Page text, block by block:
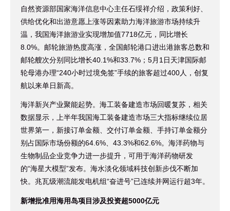
自然资源部国家海洋信息中心主任石绥祥介绍，政策利好、
供给优化和出游意愿上涨等因素助力海洋旅游市场持续升
温，我国海洋旅游业实现增加值7718亿元，同比增长
8.0%。邮轮旅游热度高涨，全国邮轮港口进出港旅客总数和
邮轮艘次分别同比增长40.1%和33.7%；5月1日天津国际邮
轮母港办理“240小时过境免签”手续的旅客超过400人，创复
航以来单日新高。
海洋新兴产业聚能起势。海工装备建造市场回暖复苏，相关
数据显示，上半年我国海工装备建造市场三大指标继续位居
世界第一，新接订单金额、交付订单金额、手持订单金额分
别占国际市场份额的64.6%、43.3%和62.6%。海洋药物与
生物制品企业竞争力进一步提升，可用于海洋药物研发
的“海星大模型”发布。海水淡化领域科技创新步伐不断加
快。兆瓦级潮流能发电机组“奋进号”已连续并网运行超3年。
新增批准用海用岛项目涉及投资超5000亿元